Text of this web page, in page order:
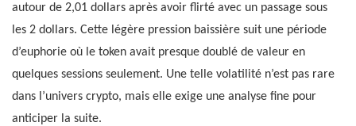
autour de 2,01 dollars après avoir flirté avec un passage sous
les 2 dollars. Cette légère pression baissière suit une période
d’euphorie où le token avait presque doublé de valeur en
quelques sessions seulement. Une telle volatilité n’est pas rare
dans l’univers crypto, mais elle exige une analyse fine pour
anticiper la suite.